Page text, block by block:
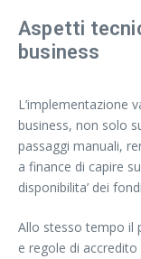
Aspetti
business
L’implementazione
business, non solo
passaggi manuali,
a finance di capire
disponibilita’ dei
Allo stesso tempo il
e regole di